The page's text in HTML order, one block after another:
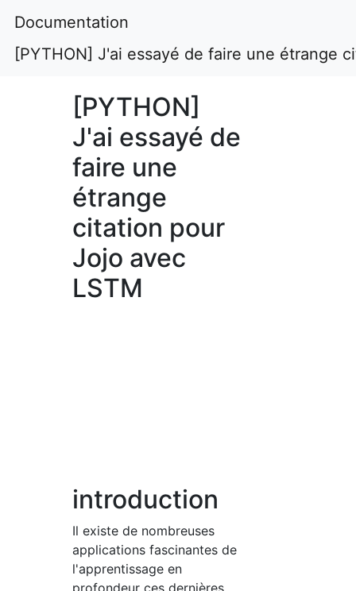
Documentation
[PYTHON] J'ai essayé de faire une étrange
[PYTHON]
J'ai essayé de
faire une
étrange
citation pour
Jojo avec
LSTM
introduction
Il existe de nombreuses
applications fascinantes de
l'apprentissage en
profondeur ces dernières